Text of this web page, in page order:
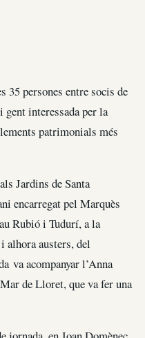
35 persones entre socis de
interessada per la
patrimonials més
Jardins de Santa
encarregat pel Marquès
Rubió i Tudurí, a la
alhora austers, del
va acompanyar l’Anna
de Lloret, que va fer una